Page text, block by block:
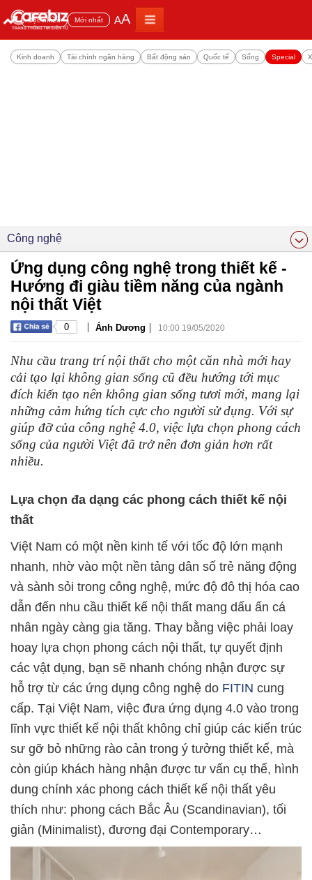
Đọc nhiều Mới nhất AA
Kinh doanh Tài chính ngân hàng Bất động sản Quốc tế Sống Special
Công nghệ
Ứng dụng công nghệ trong thiết kế -
Hướng đi giàu tiềm năng của ngành
nội thất Việt
0 | Ánh Dương | 10:00 19/05/2020
Nhu cầu trang trí nội thất cho một căn nhà mới hay
cải tạo lại không gian sống cũ đều hướng tới mục
đích kiến tạo nên không gian sống tươi mới, mang lại
những cảm hứng tích cực cho người sử dụng. Với sự
giúp đỡ của công nghệ 4.0, việc lựa chọn phong cách
sống của người Việt đã trở nên đơn giản hơn rất
nhiều.
Lựa chọn đa dạng các phong cách thiết kế nội
thất
Việt Nam có một nền kinh tế với tốc độ lớn mạnh
nhanh, nhờ vào một nền tảng dân số trẻ năng động
và sành sỏi trong công nghệ, mức độ đô thị hóa cao
dẫn đến nhu cầu thiết kế nội thất mang dấu ấn cá
nhân ngày càng gia tăng. Thay bằng việc phải loay
hoay lựa chọn phong cách nội thất, tự quyết định
các vật dụng, bạn sẽ nhanh chóng nhận được sự
hỗ trợ từ các ứng dụng công nghệ do FITIN cung
cấp. Tại Việt Nam, việc đưa ứng dụng 4.0 vào trong
lĩnh vực thiết kế nội thất không chỉ giúp các kiến trúc
sư gỡ bỏ những rào cản trong ý tưởng thiết kế, mà
còn giúp khách hàng nhận được tư vấn cụ thể, hình
dung chính xác phong cách thiết kế nội thất yêu
thích như: phong cách Bắc Âu (Scandinavian), tối
giản (Minimalist), đương đại Contemporary…